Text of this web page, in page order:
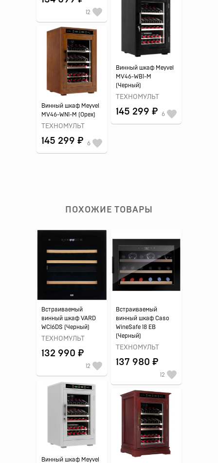
12
Винный шкаф Meyvel
MV46-WB1-M
(Черный)
ТЕХНОМУЛЬТ
145 299 ₽ 6
Винный шкаф Meyvel
MV46-WN1-M (Орех)
ТЕХНОМУЛЬТ
145 299 ₽ 6
ПОХОЖИЕ ТОВАРЫ
Встраиваемый
винный шкаф VARD
WCI6DS (Черный)
ТЕХНОМУЛЬТ
132 990 ₽
12
Встраиваемый
винный шкаф Caso
WineSafe 18 EB
(Черный)
ТЕХНОМУЛЬТ
137 980 ₽
12
Винный шкаф Meyvel